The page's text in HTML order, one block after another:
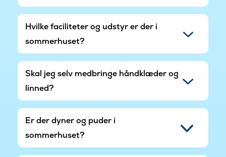
Hvilke faciliteter og udstyr er der i
sommerhuset?
Skal jeg selv medbringe håndklæder og
linned?
Er der dyner og puder i
sommerhuset?